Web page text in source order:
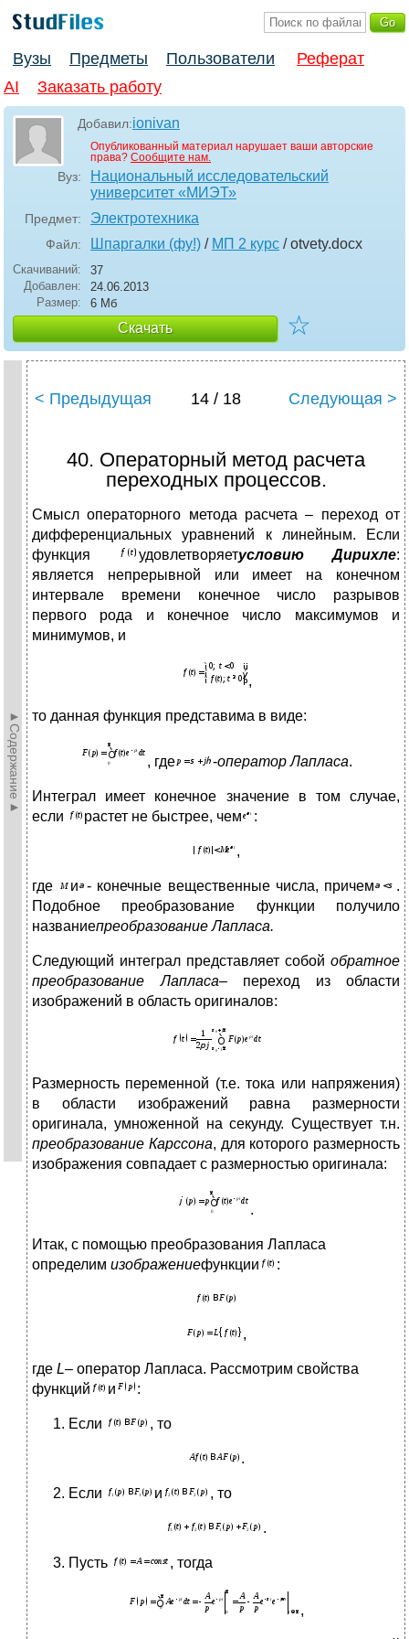
Вузы Предметы Пользователи
Реферат
AI
Заказать работу
Добавил:ionivan
Опубликованный материал нарушает ваши авторские
права? Сообщите нам.
Вуз:
Национальный исследовательский
университет «МИЭТ»
Предмет: Электротехника
Файл: Шпаргалки (фу!) / МП 2 курс / otvety.docx
Скачиваний:
37
Добавлен:
24.06.2013
Размер:
6 Мб
Скачать ☆
►Содержание►
< Предыдущая 14 / 18 Следующая >
40. Операторный метод расчета
переходных процессов.
Смысл операторного метода расчета – переход от
дифференциальных уравнений к линейным. Если
функция
удовлетворяетусловию Дирихле:
является непрерывной или имеет на конечном
интервале времени конечное число разрывов
первого рода и конечное число максимумов и
минимумов, и
,
то данная функция представима в виде:
, где -оператор Лапласа.
Интеграл имеет конечное значение в том случае,
если
растет не быстрее, чем :
,
где и - конечные вещественные числа, причем
.
Подобное преобразование функции получило
названиепреобразование Лапласа.
Следующий интеграл представляет собой обратное
преобразование Лапласа– переход из области
изображений в область оригиналов:
Размерность переменной (т.е. тока или напряжения)
в области изображений равна размерности
оригинала, умноженной на секунду. Существует т.н.
преобразование Карссона, для которого размерность
изображения совпадает с размерностью оригинала:
.
Итак, с помощью преобразования Лапласа
определим изображениефункции :
,
где L– оператор Лапласа. Рассмотрим свойства
функций
и :
Если , то
.
Если и , то
.
Пусть , тогда
,